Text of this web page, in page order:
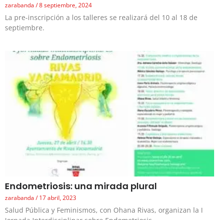
zarabanda 8 septiembre, 2024
La pre-inscripción a los talleres se realizará del 10 al 18 de
septiembre.
Endometriosis: una mirada plural
zarabanda 17 abril, 2023
Salud Pública y Feminismos, con Ohana Rivas, organizan la I